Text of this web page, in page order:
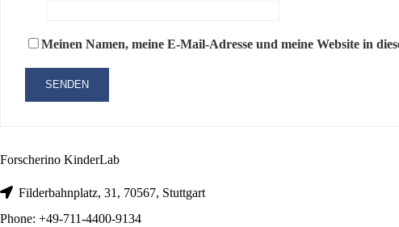
Meinen Namen, meine E-Mail-Adresse und meine Website in
Forscherino KinderLab
Filderbahnplatz, 31, 70567, Stuttgart
Phone: +49-711-4400-9134